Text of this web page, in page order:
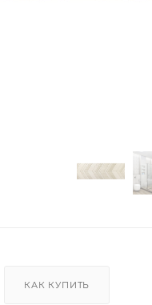
КАК КУПИТЬ